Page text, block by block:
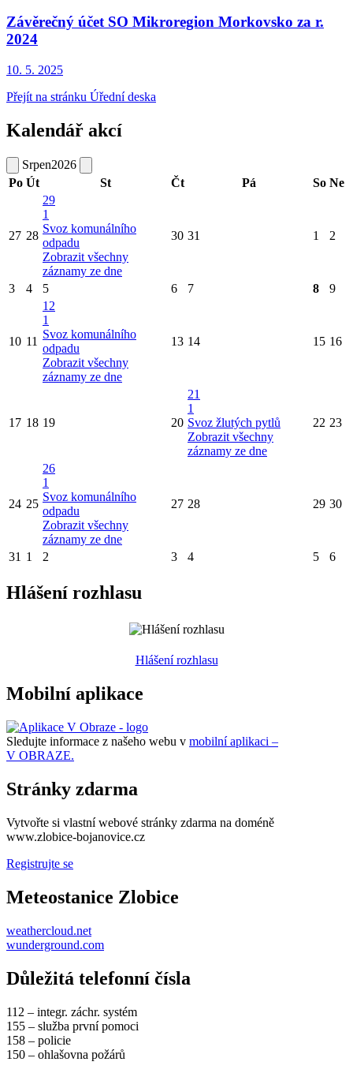
Závěrečný účet SO Mikroregion Morkovsko za r.
2024
10. 5. 2025
Přejít na stránku Úřední deska
Kalendář akcí
Srpen2026
Po Út St Čt Pá So Ne
27 28
29
1
Svoz komunálního
odpadu
Zobrazit všechny
záznamy ze dne
30 31 1 2
3 4 5 6 7 8 9
10 11
12
1
Svoz komunálního
odpadu
Zobrazit všechny
záznamy ze dne
13 14 15 16
17 18 19 20
21
1
Svoz žlutých pytlů
Zobrazit všechny
záznamy ze dne
22 23
24 25
26
1
Svoz komunálního
odpadu
Zobrazit všechny
záznamy ze dne
27 28 29 30
31 1 2 3 4 5 6
Hlášení rozhlasu
Hlášení rozhlasu
Mobilní aplikace
Sledujte informace z našeho webu v mobilní aplikaci –
V OBRAZE.
Stránky zdarma
Vytvořte si vlastní webové stránky zdarma na doméně
www.zlobice-bojanovice.cz
Registrujte se
Meteostanice Zlobice
weathercloud.net
wunderground.com
Důležitá telefonní čísla
112 – integr. záchr. systém
155 – služba první pomoci
158 – policie
150 – ohlašovna požárů